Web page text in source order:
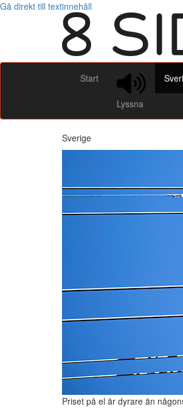
Gå direkt till textinnehåll
Start
Lyssna
Sverige
Priset på el är dyrare än